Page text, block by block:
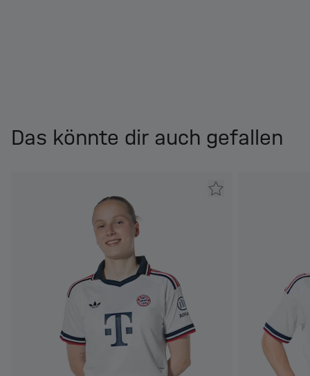
Das könnte dir auch gefallen